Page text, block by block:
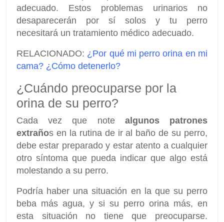
adecuado. Estos problemas urinarios no
desaparecerán por sí solos y tu perro
necesitará un tratamiento médico adecuado.
RELACIONADO: ¿Por qué mi perro orina en mi
cama? ¿Cómo detenerlo?
¿Cuándo preocuparse por la
orina de su perro?
Cada vez que note algunos patrones
extraños en la rutina de ir al baño de su perro,
debe estar preparado y estar atento a cualquier
otro síntoma que pueda indicar que algo está
molestando a su perro.
Podría haber una situación en la que su perro
beba más agua, y si su perro orina más, en
esta situación no tiene que preocuparse.